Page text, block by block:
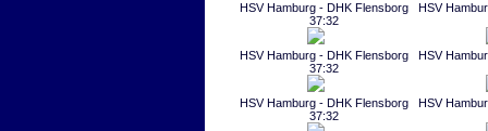
HSV Hamburg - DHK Flensborg
37:32
HSV
HSV Hamburg - DHK Flensborg
37:32
HSV
HSV Hamburg - DHK Flensborg
37:32
HSV